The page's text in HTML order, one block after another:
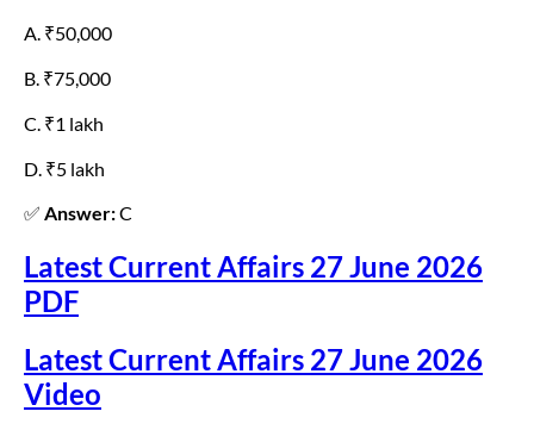
A. ₹50,000
B. ₹75,000
C. ₹1 lakh
D. ₹5 lakh
✅ Answer:C
Latest Current Affairs 27 June 2026
PDF
Latest Current Affairs 27 June 2026
Video